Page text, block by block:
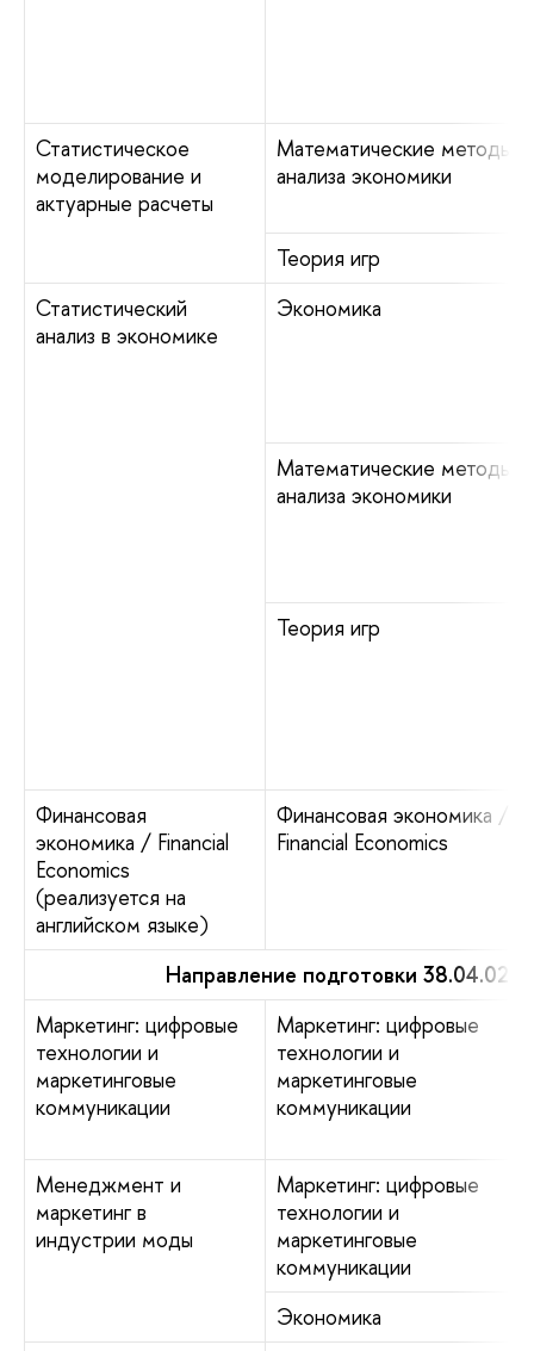
Статистическое
моделирование и
актуарные расчеты
Математические методы
анализа экономики
Теория игр
Статистический
анализ в экономике
Экономика
Математические методы
анализа экономики
Теория игр
Финансовая
экономика / Financial
Economics
(реализуется на
английском языке)
Финансовая экономика /
Financial Economics
Направление подготовки 38.04.02
Маркетинг: цифровые
технологии и
маркетинговые
коммуникации
Маркетинг: цифровые
технологии и
маркетинговые
коммуникации
Менеджмент и
маркетинг в
индустрии моды
Маркетинг: цифровые
технологии и
маркетинговые
коммуникации
Экономика